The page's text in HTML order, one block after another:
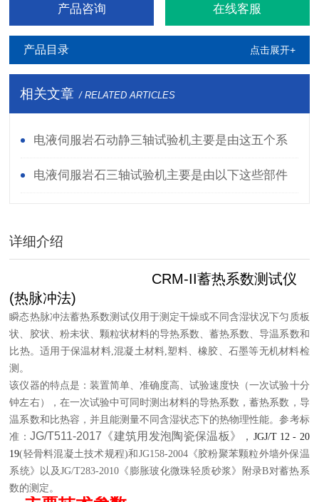
产品咨询 在线客服
产品目录 点击展开+
相关文章 / RELATED ARTICLES
电液伺服岩石动静三轴试验机主要是由这五个系
统组成的
电液伺服岩石三轴试验机主要是由以下这些部件
详细介绍
CRM-II蓄热系数测试仪
(热脉冲法)
瞬态热脉冲法蓄热系数测试仪用于测定干燥或不同含湿状况下匀质板
状、胶状、粉未状、颗粒状材料的导热系数、蓄热系数、导温系数和
比热。适用于保温材料,混凝土材料,塑料、橡胶、石墨等无机材料检
测。
该仪器的特点是：装置简单、准确度高、试验速度快（一次试验十分
钟左右），在一次试验中可同时测出材料的导热系数，蓄热系数，导
温系数和比热容，并且能测量不同含湿状态下的热物理性能。参考标
准：JG/T511-2017《建筑用发泡陶瓷保温板》， JGJ/T 12 - 20
19(轻骨料混凝土技术规程)和JG158-2004《胶粉聚苯颗粒外墙外保温
系统》以及JG/T283-2010《膨胀玻化微珠轻质砂浆》附录B对蓄热系
数的测定。